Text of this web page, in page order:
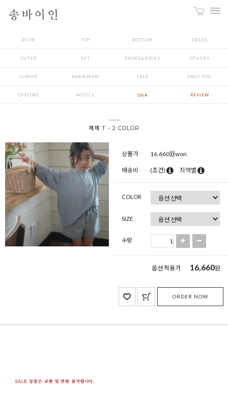
BY IN TOP BOTTOM DRESS
OUTER SET SHOES&SOCKS OTHERS
JUNIOR BABY&MOM SALE ONLY YOU
OFFLINE NOTICE Q&A REVIEW
제제 T - 2 COLOR
상품가 16,660원won
배송비 (조건) 지역별
COLOR
SIZE
수량
옵션 적용가 16,660원
ORDER NOW